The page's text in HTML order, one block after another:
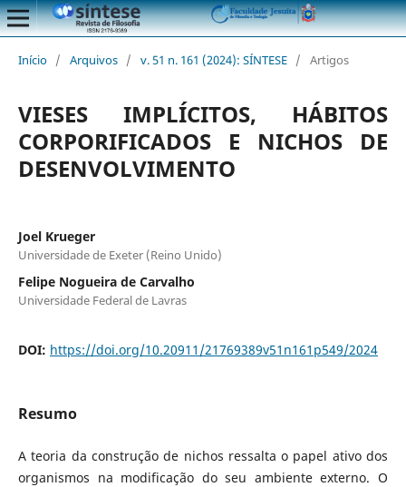
Início / Arquivos / v. 51 n. 161 (2024): SÍNTESE / Artigos
VIESES IMPLÍCITOS, HÁBITOS
CORPORIFICADOS E NICHOS DE
DESENVOLVIMENTO
Joel Krueger
Universidade de Exeter (Reino Unido)
Felipe Nogueira de Carvalho
Universidade Federal de Lavras
DOI: https://doi.org/10.20911/21769389v51n161p549/2024
Resumo
A teoria da construção de nichos ressalta o papel ativo dos
organismos na modificação do seu ambiente externo. O